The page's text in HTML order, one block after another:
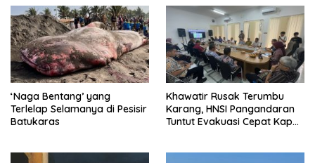
‘Naga Bentang’ yang
Terlelap Selamanya di Pesisir
Batukaras
Khawatir Rusak Terumbu
Karang, HNSI Pangandaran
Tuntut Evakuasi Cepat Kapal